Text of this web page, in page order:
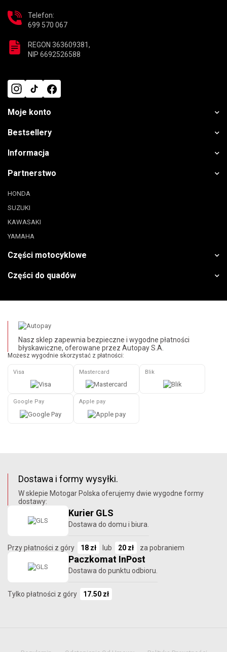
Telefon:
699 570 067
REGON 363609381,
NIP 6692526588
Moje konto
Bestsellery
Informacja
Partnerstwo
HONDA
SUZUKI
KAWASAKI
YAMAHA
Części motocyklowe
Części do quadów
Nasz sklep zapewnia bezpieczne i wygodne płatności
błyskawiczne, oferowane przez Autopay S.A.
Możesz wygodnie skorzystać z płatności:
Visa Mastercard Blik
Google Pay Apple pay
Dostawa i formy wysyłki.
W sklepie Motogar Polska oferujemy dwie wygodne formy
dostawy:
Kurier GLS
Dostawa do domu i biura.
Przy płatności z góry 18 zł lub 20 zł za pobraniem
Paczkomat InPost
Dostawa do punktu odbioru.
Tylko płatności z góry 17.50 zł